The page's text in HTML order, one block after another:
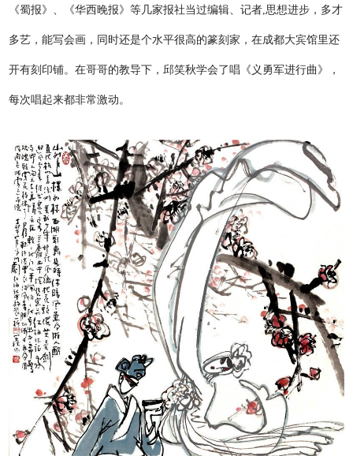
《蜀报》、《华西晚报》等几家报社当过编辑、记者,思想进步，多才
多艺，能写会画，同时还是个水平很高的篆刻家，在成都大宾馆里还
开有刻印铺。在哥哥的教导下，邱笑秋学会了唱《义勇军进行曲》，
每次唱起来都非常激动。